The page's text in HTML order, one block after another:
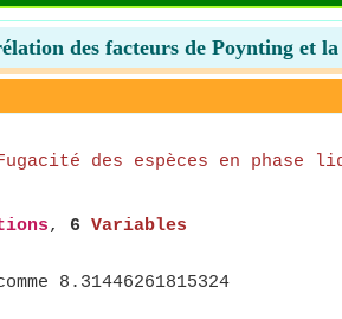
des facteurs de Poynting et
des espèces en phase
, 6 Variables
8.31446261815324